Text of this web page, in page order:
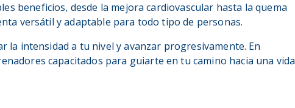
beneficios, desde la mejora cardiovascular hasta la quema
versátil y adaptable para todo tipo de personas.
la intensidad a tu nivel y avanzar progresivamente. En
capacitados para guiarte en tu camino hacia una vida